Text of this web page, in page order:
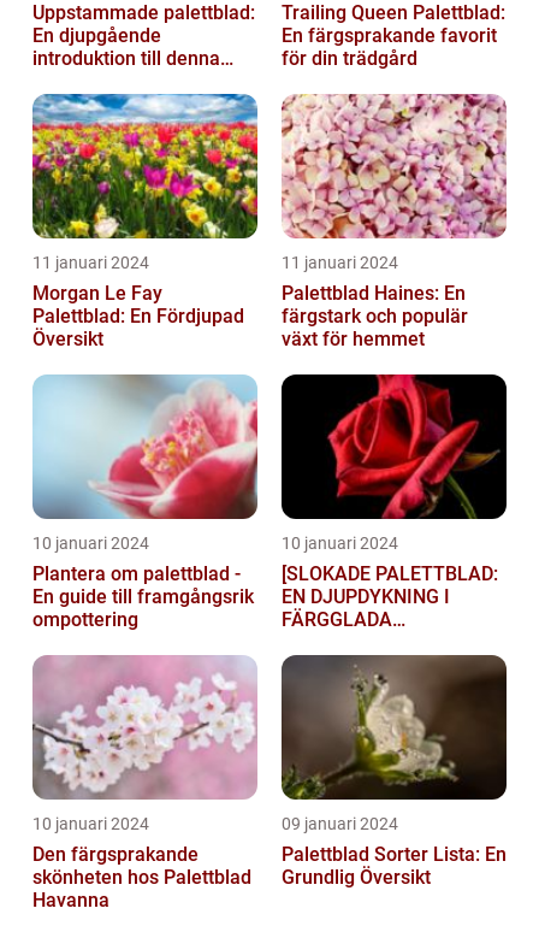
Uppstammade palettblad:
En djupgående
introduktion till denna
Trailing Queen Palettblad:
En färgsprakande favorit
för din trädgård
11 januari 2024
Morgan Le Fay
Palettblad: En Fördjupad
Översikt
11 januari 2024
Palettblad Haines: En
färgstark och populär
växt för hemmet
10 januari 2024
Plantera om palettblad -
En guide till framgångsrik
ompottering
10 januari 2024
[SLOKADE PALETTBLAD:
EN DJUPDYKNING I
FÄRGGLADA
UNDERBARA VÄRLD]
10 januari 2024
Den färgsprakande
skönheten hos Palettblad
Havanna
09 januari 2024
Palettblad Sorter Lista: En
Grundlig Översikt